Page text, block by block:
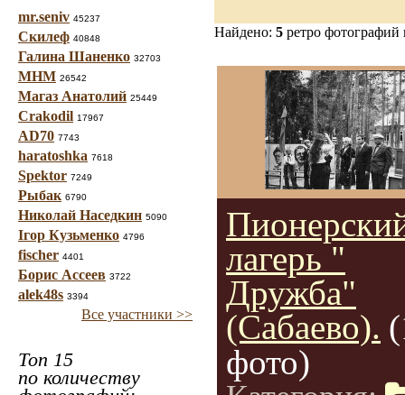
mr.seniv 45237
Скилеф 40848
Галина Шаненко 32703
МНМ 26542
Магаз Анатолий 25449
Crakodil 17967
AD70 7743
haratoshka 7618
Spektor 7249
Рыбак 6790
Николай Наседкин 5090
Ігор Кузьменко 4796
fischer 4401
Борис Ассеев 3722
alek48s 3394
Все участники >>
Топ 15
по количеству
Найдено: 5 ретро
лагерь "
Дружба"
(Сабаево).
фото)